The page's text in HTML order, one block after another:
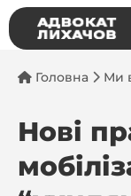
Головна Ми
Нові